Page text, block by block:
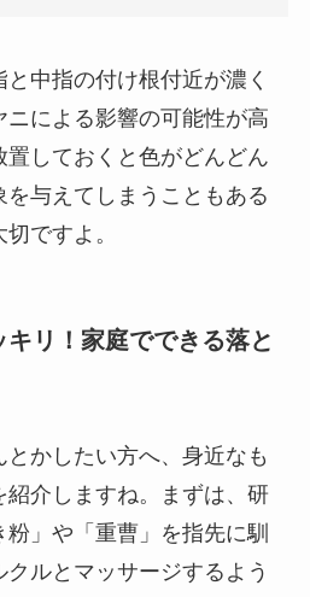
中指の付け根付近が濃く
による影響の可能性が高
しておくと色がどんどん
与えてしまうこともある
ですよ。
リ！家庭でできる落と
かしたい方へ、身近なも
介しますね。まずは、研
」や「重曹」を指先に馴
ルとマッサージするよう